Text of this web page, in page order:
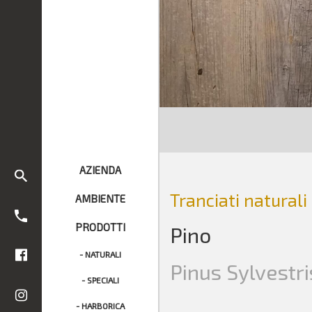
AZIENDA
AMBIENTE
PRODOTTI
- NATURALI
- SPECIALI
- HARBORICA
Tranciati naturali
Pino
Pinus